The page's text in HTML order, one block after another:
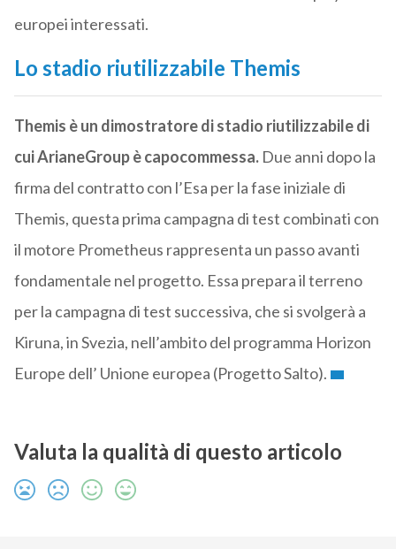
europei interessati.
Lo stadio riutilizzabile Themis
Themis è un dimostratore di stadio riutilizzabile di
cui ArianeGroup è capocommessa.Due anni dopo la
firma del contratto con l’Esa per la fase iniziale di
Themis, questa prima campagna di test combinati con
il motore Prometheus rappresenta un passo avanti
fondamentale nel progetto. Essa prepara il terreno
per la campagna di test successiva, che si svolgerà a
Kiruna, in Svezia, nell’ambito del programma Horizon
Europe dell’ Unione europea (Progetto Salto).
Valuta la qualità di questo articolo